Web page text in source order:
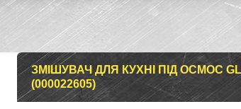
ЗМІШУВАЧ ДЛЯ КУХНІ ПІД ОСМОС
(000022605)